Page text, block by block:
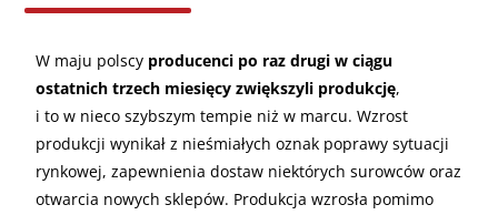
W maju polscy producenci po raz drugi w ciągu
ostatnich trzech miesięcy zwiększyli produkcję,
i to w nieco szybszym tempie niż w marcu. Wzrost
produkcji wynikał z nieśmiałych oznak poprawy sytuacji
rynkowej, zapewnienia dostaw niektórych surowców oraz
otwarcia nowych sklepów. Produkcja wzrosła pomimo